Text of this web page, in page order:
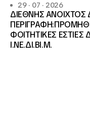
29 · 07 · 2026
ΔΙΕΘΝΗΣ ΑΝΟΙΧΤΟΣ
ΦΟΙΤΗΤΙΚΕΣ ΕΣΤΙΕΣ
Ι.ΝΕ.ΔΙ.ΒΙ.Μ.